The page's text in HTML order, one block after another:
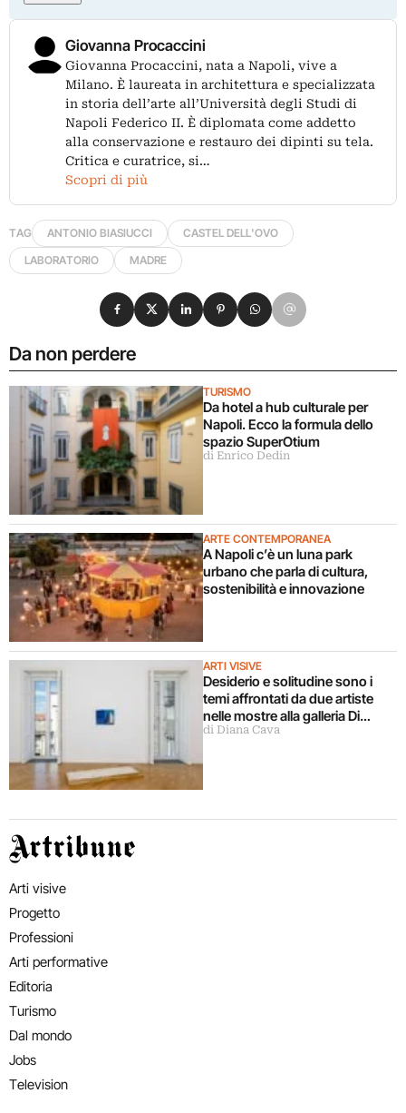
Giovanna Procaccini
Giovanna Procaccini, nata a Napoli, vive a
Milano. È laureata in architettura e specializzata
in storia dell’arte all’Università degli Studi di
Napoli Federico II. È diplomata come addetto
alla conservazione e restauro dei dipinti su tela.
Critica e curatrice, si…
Scopri di più
TAG ANTONIO BIASIUCCI
CASTEL DELL'OVO
LABORATORIO
MADRE
Da non perdere
TURISMO
Da hotel a hub culturale per
Napoli. Ecco la formula dello
spazio SuperOtium
di Enrico Dedin
ARTE CONTEMPORANEA
A Napoli c’è un luna park
urbano che parla di cultura,
sostenibilità e innovazione
ARTI VISIVE
Desiderio e solitudine sono i
temi affrontati da due artiste
nelle mostre alla galleria Di
Marino a Napoli
di Diana Cava
Condividi su Facebook
Condividi su X
Condividi su LinkedIn
Condividi su Pinterest
Condividi su WhatsApp
Condividi su Email
Artribune
Arti visive
Progetto
Professioni
Arti performative
Editoria
Turismo
Dal mondo
Jobs
Television